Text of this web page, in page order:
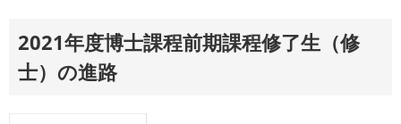
卒業後の進路
2021年度博士課程前期課程修了生（修
士）の進路